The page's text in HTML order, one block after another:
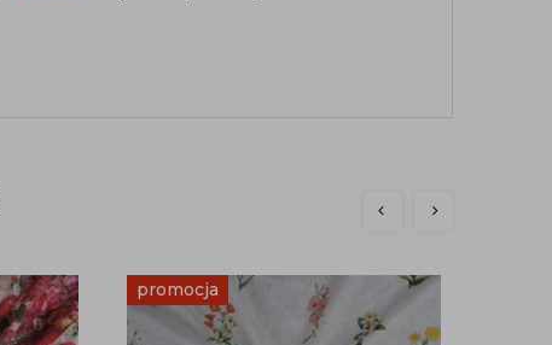
promocja